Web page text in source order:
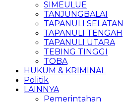
SIMEULUE
TANJUNGBALAI
TAPANULI SELATAN
TAPANULI TENGAH
TAPANULI UTARA
TEBING TINGGI
TOBA
HUKUM & KRIMINAL
Politik
LAINNYA
Pemerintahan